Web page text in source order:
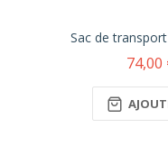
Sac de
74,00